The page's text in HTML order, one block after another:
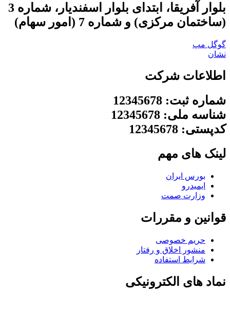
بلوار آفریقا، ابتدای بلوار اسفندیار، شماره 3
(ساختمان مرکزی) و شماره 7 (امور سهام)
گوگل مپ
نشان
اطلاعات شرکت
شماره ثبت: 12345678
شناسه ملی: 12345678
کدپستی: 12345678
لینک های مهم
بورس ایران
ایمیدرو
وزارت صمت
قوانین و مقررات
حریم خصوصی
منشور اخلاق و رفتار
شرایط استفاده
نماد های الکترونیکی